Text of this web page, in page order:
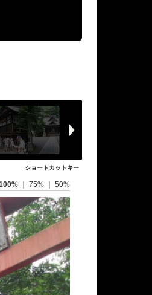
ショートカットキー
75% 50%